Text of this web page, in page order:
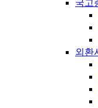
국고
외환